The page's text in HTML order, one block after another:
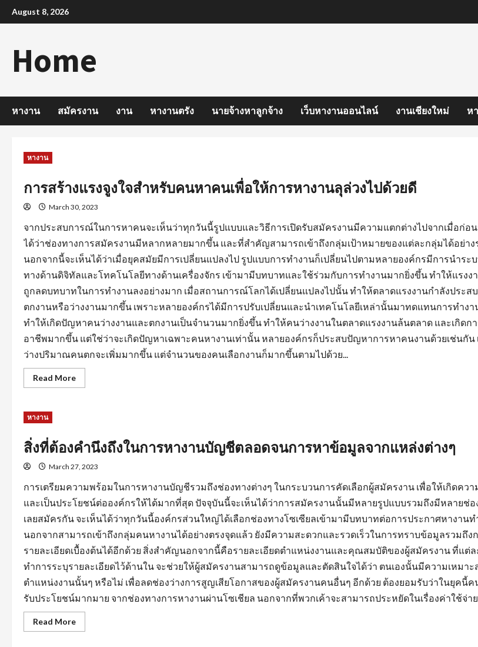
Skip
to
August 8, 2026
Home
หางาน สมัครงาน งาน หางานตรัง นายจ้างหาลูกจ้าง เว็บหางานออนไลน์ งานเชียงใหม่ ห
หางาน
การสร้างแรงจูงใจสำหรับคนหาคนเพื่อให้การหางานลุล่วงไปด้วยดี
March 30, 2023
จากประสบการณ์ในการหาคนจะเห็นว่าทุกวันนี้รูปแบบและวิธีการเปิดรับสมัครงานมีความแตกต่างไปจากเมื่อก่อ
ได้ว่าช่องทางการสมัครงานมีหลากหลายมากขึ้น และที่สำคัญสามารถเข้าถึงกลุ่มเป้าหมายของแต่ละกลุ่มได้อย่าง
นอกจากนี้จะเห็นได้ว่าเมื่อยุคสมัยมีการเปลี่ยนแปลงไป รูปแบบการทำงานก็เปลี่ยนไปตามหลายองค์กรมีการนำระ
ทางด้านดิจิทัลและโทคโนโลยีทางด้านเครื่องจักร เข้ามามีบทบาทและใช้ร่วมกับการทำงานมากยิ่งขึ้น ทำให้แรง
ถูกลดบทบาทในการทำงานลงอย่างมาก เมื่อสถานการณ์โลกได้เปลี่ยนแปลงไปนั้น ทำให้ตลาดแรงงานกำลังประส
ตกงานหรือว่างงานมากขึ้น เพราะหลายองค์กรได้มีการปรับเปลี่ยนและนำเทคโนโลยีเหล่านั้นมาทดแทนการทำง
ทำให้เกิดปัญหาคนว่างงานและตกงานเป็นจำนวนมากยิ่งขึ้น ทำให้คนว่างงานในตลาดแรงงานล้นตลาด และเกิดก
อาชีพมากขึ้น แต่ใช่ว่าจะเกิดปัญหาเฉพาะคนหางานเท่านั้น หลายองค์กรก็ประสบปัญหาการหาคนงานด้วยเช่นกัน
ว่างปริมาณคนตกจะเพิ่มมากขึ้น แต่จำนวนของคนเลือกงานก็มากขึ้นตามไปด้วย...
Read MoreRead
more
คน
หา
เพื่อ
หา
งาน
ลุล่วง
ไป
ด้วย
ดี
หางาน
สิ่งที่ต้องคำนึงถึงในการหางานบัญชีตลอดจนการหาข้อมูลจากแหล่งต่างๆ
March 27, 2023
การเตรียมความพร้อมในการหางานบัญชีรวมถึงช่องทางต่างๆ ในกระบวนการคัดเลือกผู้สมัครงาน เพื่อให้เกิดควา
และเป็นประโยชน์ต่อองค์กรให้ได้มากที่สุด ปัจจุบันนี้จะเห็นได้ว่าการสมัครงานนั้นมีหลายรูปแบบรวมถึงมีหลายช่อ
เลยสมัครกัน จะเห็นได้ว่าทุกวันนี้องค์กรส่วนใหญ่ได้เลือกช่องทางโซเซียลเข้ามามีบทบาทต่อการประกาศหางานท
นอกจากสามารถเข้าถึงกลุ่มคนหางานได้อย่างตรงจุดแล้ว ยังมีความสะดวกและรวดเร็วในการทราบข้อมูลรวมถึง
รายละเอียดเบื้องต้นได้อีกด้วย สิ่งสำคัญนอกจากนี้คือรายละเอียดตำแหน่งงานและคุณสมบัติของผู้สมัครงาน ที่แต่ล
ทำการระบุรายละเอียดไว้ด้านใน จะช่วยให้ผู้สมัครงานสามารถดูข้อมูลและตัดสินใจได้ว่า ตนเองนั้นมีความเหมาะ
ตำแหน่งงานนั้นๆ หรือไม่ เพื่อลดช่องว่างการสูญเสียโอกาสของผู้สมัครงานคนอื่นๆ อีกด้วย ต้องยอมรับว่าในยุคนี้ค
รับประโยชน์มากมาย จากช่องทางการหางานผ่านโซเชียล นอกจากที่พวกเค้าจะสามารถประหยัดในเรื่องค่าใช้จ่าย
Read MoreRead
more